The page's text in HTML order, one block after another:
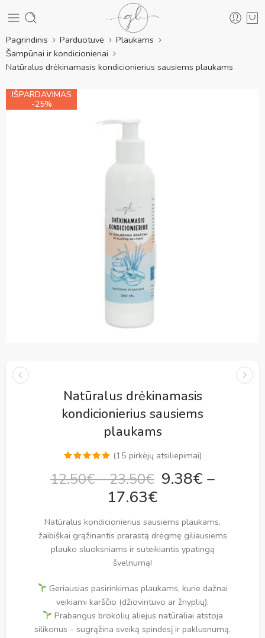
Pagrindinis Parduotuvė
Plaukams
Šampūnai ir kondicionieriai
Natūralus drėkinamasis kondicionierius sausiems plaukams
IŠPARDAVIMAS
-25%
Natūralus drėkinamasis
kondicionierius sausiems
plaukams
4.93 iš 5
(15 pirkėjų atsiliepimai)
12.50€–23.50€ 9.38€ –
17.63€
Natūralus kondicionierius sausiems plaukams,
žaibiškai grąžinantis prarastą drėgmę giliausiems
plauko sluoksniams ir suteikiantis ypatingą
švelnumą!
Geriausias pasirinkimas plaukams, kurie dažnai
veikiami karščio (džiovintuvo ar žnyplių).
Prabangus brokolių aliejus natūraliai atstoja
silikonus – sugrąžina sveiką spindesį ir paklusnumą.